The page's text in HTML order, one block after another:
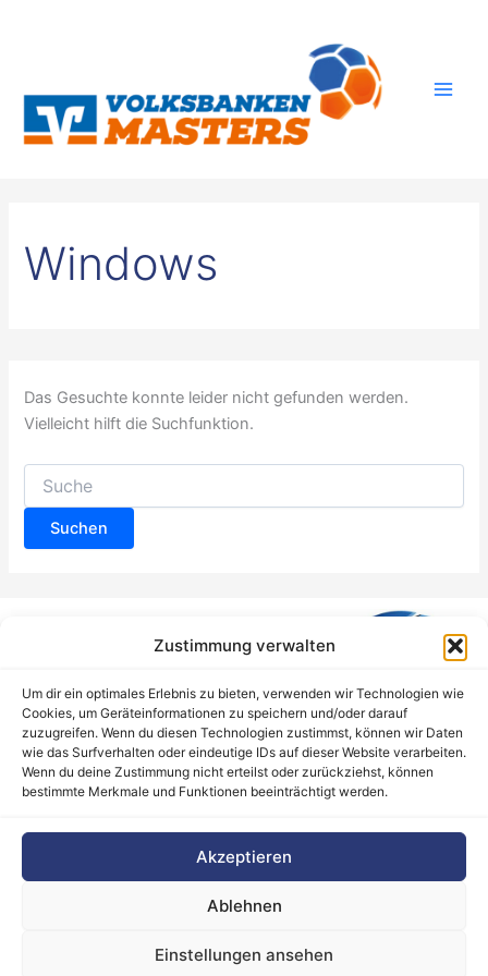
Zustimmung verwalten
Um dir ein optimales Erlebnis zu bieten, verwenden wir Technologien wie
Cookies, um Geräteinformationen zu speichern und/oder darauf
zuzugreifen. Wenn du diesen Technologien zustimmst, können wir Daten
wie das Surfverhalten oder eindeutige IDs auf dieser Website verarbeiten.
Wenn du deine Zustimmung nicht erteilst oder zurückziehst, können
bestimmte Merkmale und Funktionen beeinträchtigt werden.
Akzeptieren
Ablehnen
Einstellungen ansehen
Windows
Das Gesuchte konnte leider nicht gefunden werden.
Vielleicht hilft die Suchfunktion.
nach:
Barrierefreiheitserklärung
Cookie-Richtlinie (EU)
Datenschutz
Impressum